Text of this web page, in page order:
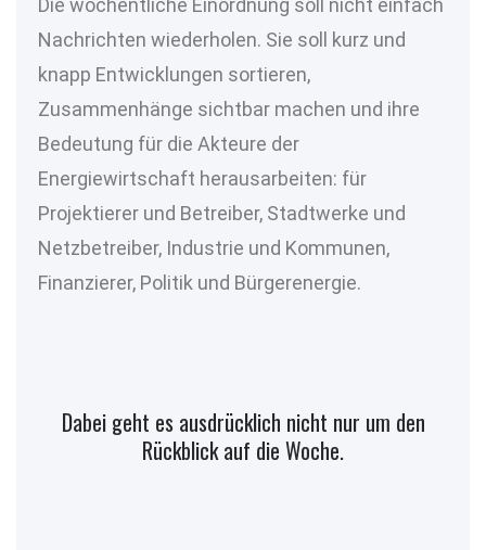
Die wöchentliche Einordnung soll nicht einfach
Nachrichten wiederholen. Sie soll kurz und
knapp Entwicklungen sortieren,
Zusammenhänge sichtbar machen und ihre
Bedeutung für die Akteure der
Energiewirtschaft herausarbeiten: für
Projektierer und Betreiber, Stadtwerke und
Netzbetreiber, Industrie und Kommunen,
Finanzierer, Politik und Bürgerenergie.
Dabei geht es ausdrücklich nicht nur um den
Rückblick auf die Woche.